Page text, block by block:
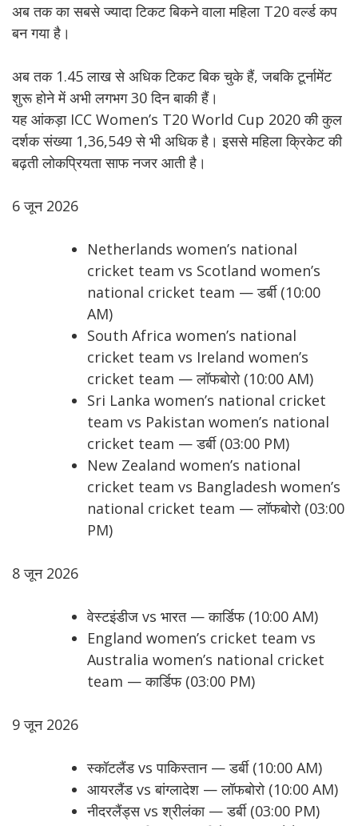
अब तक का सबसे ज्यादा टिकट बिकने वाला महिला T20 वर्ल्ड कप
बन गया है।
अब तक 1.45 लाख से अधिक टिकट बिक चुके हैं, जबकि टूर्नामेंट
शुरू होने में अभी लगभग 30 दिन बाकी हैं।
यह आंकड़ा ICC Women’s T20 World Cup 2020 की कुल
दर्शक संख्या 1,36,549 से भी अधिक है। इससे महिला क्रिकेट की
बढ़ती लोकप्रियता साफ नजर आती है।
6 जून 2026
Netherlands women’s national
cricket team vs Scotland women’s
national cricket team — डर्बी (10:00
AM)
South Africa women’s national
cricket team vs Ireland women’s
cricket team — लॉफबोरो (10:00 AM)
Sri Lanka women’s national cricket
team vs Pakistan women’s national
cricket team — डर्बी (03:00 PM)
New Zealand women’s national
cricket team vs Bangladesh women’s
national cricket team — लॉफबोरो (03:00
PM)
8 जून 2026
वेस्टइंडीज vs भारत — कार्डिफ (10:00 AM)
England women’s cricket team vs
Australia women’s national cricket
team — कार्डिफ (03:00 PM)
9 जून 2026
स्कॉटलैंड vs पाकिस्तान — डर्बी (10:00 AM)
आयरलैंड vs बांग्लादेश — लॉफबोरो (10:00 AM)
नीदरलैंड्स vs श्रीलंका — डर्बी (03:00 PM)